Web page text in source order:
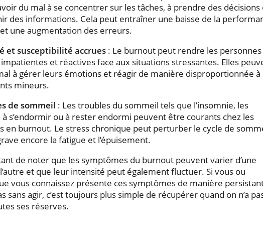
du mal à se concentrer sur les tâches, à prendre des décisions
des informations. Cela peut entraîner une baisse de la
une augmentation des erreurs.
et susceptibilité accrues: Le burnout peut rendre les personnes
et réactives face aux situations stressantes. Elles
à gérer leurs émotions et réagir de manière disproportionnée à
mineurs.
de sommeil : Les troubles du sommeil tels que l’insomnie, les
s’endormir ou à rester endormi peuvent être courants chez les
en burnout. Le stress chronique peut perturber le cycle de
encore la fatigue et l’épuisement.
de noter que les symptômes du burnout peuvent varier d’une
et que leur intensité peut également fluctuer. Si vous ou
vous connaissez présente ces symptômes de manière
sans agir, c’est toujours plus simple de récupérer quand on n’a
ses réserves.